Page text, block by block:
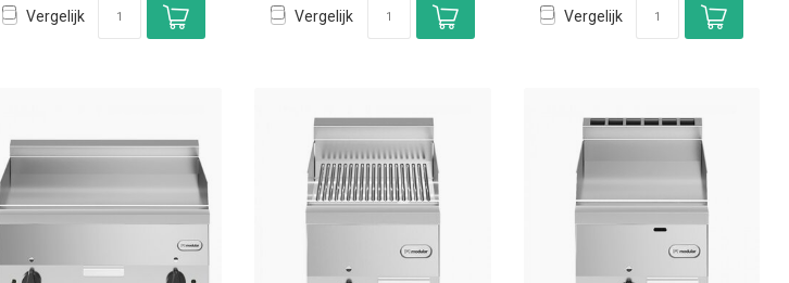
Vergelijk Vergelijk Vergelijk